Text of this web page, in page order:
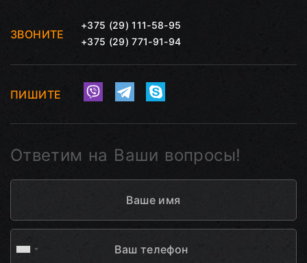
ЗВОНИТЕ
+375 (29) 111-58-95
+375 (29) 771-91-94
ПИШИТЕ
Ответим на Ваши вопросы!